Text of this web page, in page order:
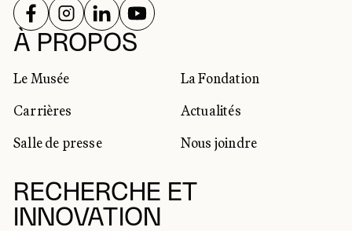
À PROPOS
Le Musée
La Fondation
Carrières
Actualités
Salle de presse
Nous joindre
RECHERCHE ET
INNOVATION
RÉSEAUX SOCIAUX
SUIVEZ-NOUS SUR
SUIVEZ-NOUS SUR
SUIVEZ-NOUS SUR
SUIVEZ-NOUS SUR